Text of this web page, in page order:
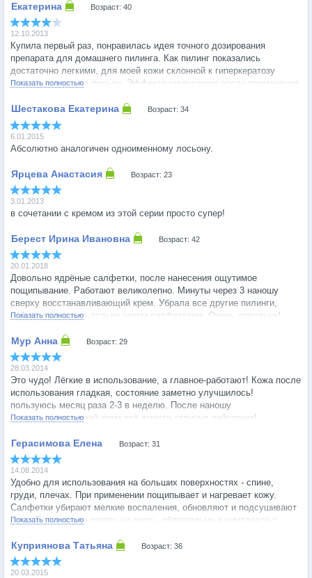
Возраст: 40
12.10.2013
Купила первый раз, понравилась идея точного дозирования
препарата для домашнего пилинга. Как пилинг показались
достаточно легкими, для моей кожи склонной к гиперкератозу
больше похожи на лосьон. Эффекта шелушения после применения
ALPHA_BETA_RETINOL_Restoring_Cream.
Думаю будет удобно брать в путешествия. Планирую купить еще.
Показать полностью
Возраст: 34
6.01.2015
Абсолютно аналогичен одноименному лосьону.
Возраст: 23
3.01.2013
в сочетании с кремом из этой серии просто супер!
Возраст: 42
20.01.2018
Довольно ядрёные салфетки, после нанесения ощутимое
пощипывание. Работают великолепно. Минуты через 3 наношу
сверху восстанавливающий крем. Убрала все другие пилинги,
сейчас пользуюсь только этими салфетками. Очень довольна!
Показать полностью
Возраст: 29
28.03.2014
Это чудо! Лёгкие в использование, а главное-работают! Кожа после
использования гладкая, состояние заметно улучшилось!
пользуюсь месяц раза 2-3 в неделю. После наношу
восстанавливающий крем всё вместе отлично действует!
Показать полностью
Возраст: 31
14.08.2014
Удобно для использования на больших поверхностях - спине,
груди, плечах. При применении пощипывает и нагревает кожу.
Салфетки убирают мелкие воспаления, обновляют и подсушивают
кожу. Если использовать на лицо - обязательно в комплексе с
Показать полностью
Возраст: 36
20.03.2015